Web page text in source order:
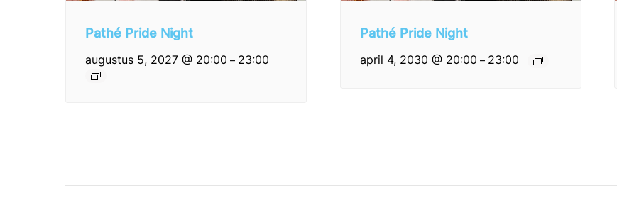
Pathé Pride Night
augustus 5, 2027 @ 20:00 – 23:00
Pathé Pride Night
april 4, 2030 @ 20:00 – 23:00